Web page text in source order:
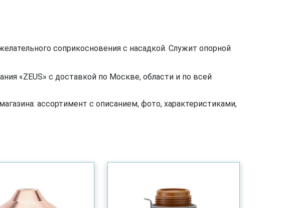
соприкосновения с насадкой. Служит опорной
«ZEUS» с доставкой по Москве, области и по всей
ассортимент с описанием, фото, характеристиками,